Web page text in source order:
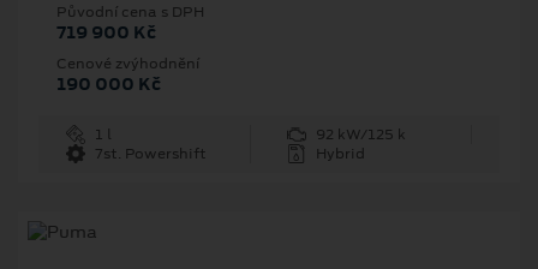
Původní cena s DPH
719 900 Kč
Cenové zvýhodnění
190 000 Kč
1 l
92 kW/125 k
7st. Powershift
Hybrid